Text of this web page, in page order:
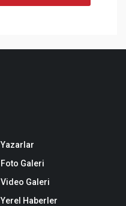
Yazarlar
Foto Galeri
Video Galeri
Yerel Haberler